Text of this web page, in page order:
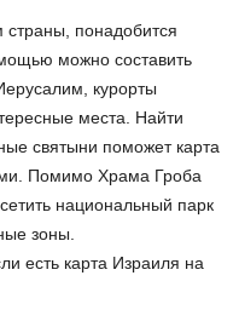
страны, понадобится
можно составить
курорты
места. Найти
святыни поможет карта
Помимо Храма Гроба
национальный парк
зоны.
есть карта Израиля на